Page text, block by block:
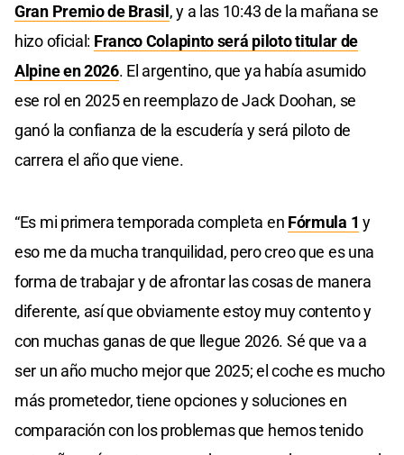
Gran Premio de Brasil, y a las 10:43 de la mañana se
hizo oficial: Franco Colapinto será piloto titular de
Alpine en 2026. El argentino, que ya había asumido
ese rol en 2025 en reemplazo de Jack Doohan, se
ganó la confianza de la escudería y será piloto de
carrera el año que viene.
“Es mi primera temporada completa en Fórmula 1 y
eso me da mucha tranquilidad, pero creo que es una
forma de trabajar y de afrontar las cosas de manera
diferente, así que obviamente estoy muy contento y
con muchas ganas de que llegue 2026. Sé que va a
ser un año mucho mejor que 2025; el coche es mucho
más prometedor, tiene opciones y soluciones en
comparación con los problemas que hemos tenido